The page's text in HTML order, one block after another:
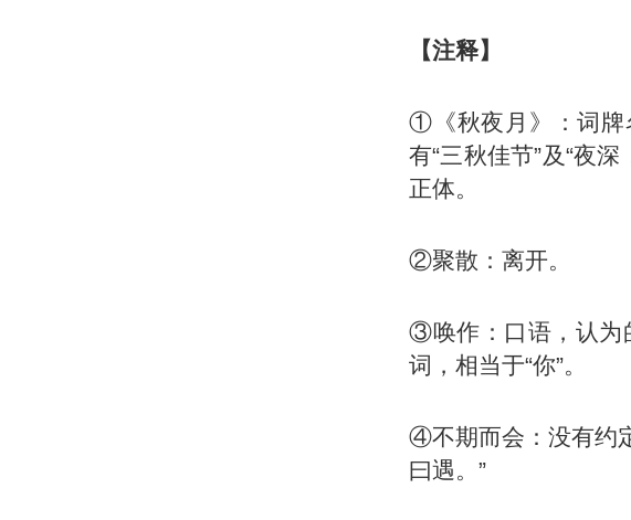
【注释】
①《秋夜月》：词牌
有“三秋佳节”及“夜
正体。
②聚散：离开。
③唤作：口语，认为
词，相当于“你”。
④不期而会：没有约
曰遇。”